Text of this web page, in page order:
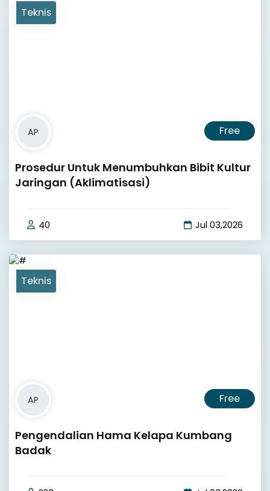
Teknis
AP Free
Prosedur Untuk Menumbuhkan Bibit Kultur
Jaringan (Aklimatisasi)
40 Jul 03,2026
Teknis
AP Free
Pengendalian Hama Kelapa Kumbang
Badak